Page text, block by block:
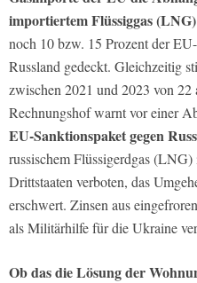
importiertem Flüssiggas (LNG)
noch 10 bzw. 15 Prozent der
Russland gedeckt. Gleichzeitig
zwischen 2021 und 2023 von
Rechnungshof warnt vor einer
EU-Sanktionspaket gegen
russischem Flüssigerdgas
Drittstaaten verboten, das
erschwert. Zinsen aus
als Militärhilfe für die Ukraine
Ob das die Lösung der